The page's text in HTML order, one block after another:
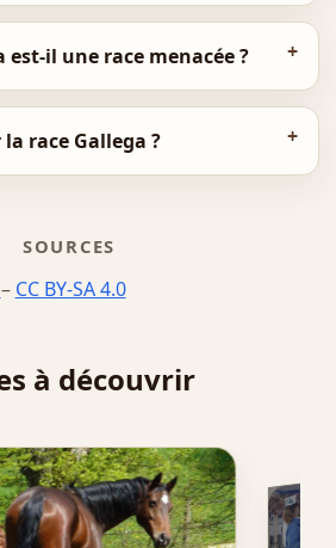
est-il une race menacée ?
race Gallega ?
SOURCES
– CC BY-SA 4.0
à découvrir